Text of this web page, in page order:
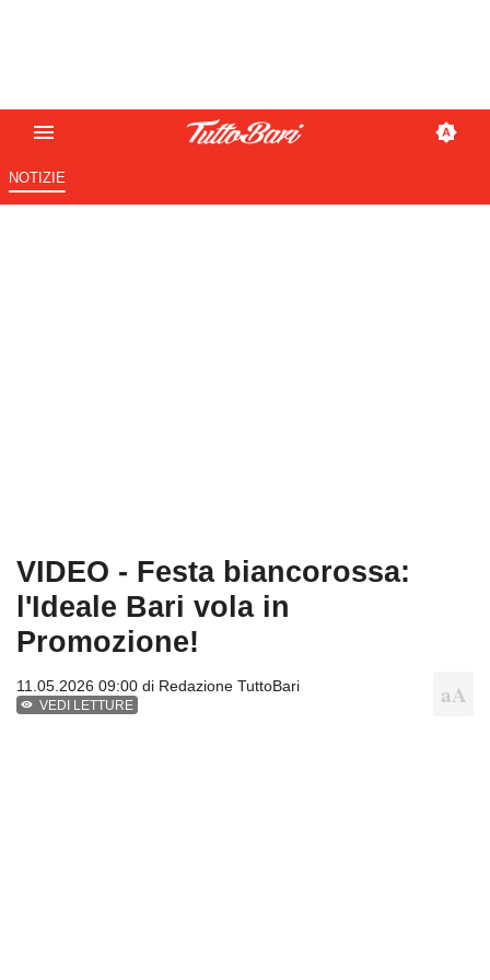
NOTIZIE
VIDEO - Festa biancorossa:
l'Ideale Bari vola in
Promozione!
11.05.2026 09:00 di Redazione TuttoBari
VEDI LETTURE